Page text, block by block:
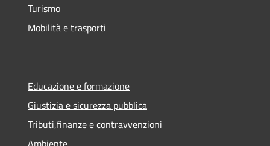
Turismo
Mobilità e trasporti
Educazione e formazione
Giustizia e sicurezza pubblica
Tributi,finanze e contravvenzioni